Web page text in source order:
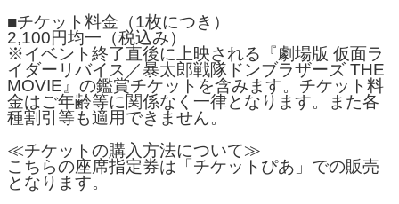
■チケット料金（1枚につき）
2,100円均一（税込み）
※イベント終了直後に上映される『劇場版 仮面ラ
イダーリバイス／暴太郎戦隊ドンブラザーズ THE
MOVIE』の鑑賞チケットを含みます。チケット料
金はご年齢等に関係なく一律となります。また各
種割引等も適用できません。
≪チケットの購入方法について≫
こちらの座席指定券は「チケットぴあ」での販売
となります。